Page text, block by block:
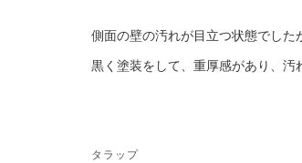
側面の壁の汚れが目立つ状態でした
黒く塗装をして、重厚感があり、汚
タラップ